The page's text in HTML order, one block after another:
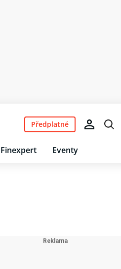
Finexpert Eventy
Předplatné